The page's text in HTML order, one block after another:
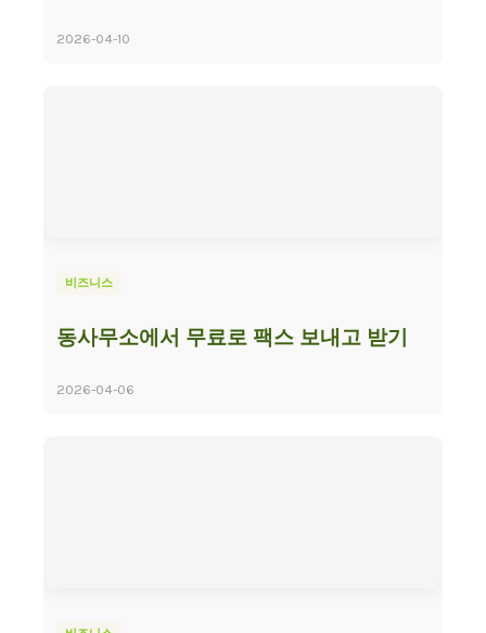
2026-04-10
비즈니스
동사무소에서 무료로 팩스 보내고 받기
2026-04-06